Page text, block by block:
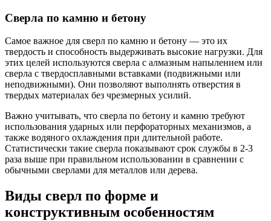
Сверла по камню и бетону
Самое важное для сверл по камню и бетону — это их
твердость и способность выдерживать высокие нагрузки. Для
этих целей используются сверла с алмазным напылением или
сверла с твердосплавными вставками (подвижными или
неподвижными). Они позволяют выполнять отверстия в
твердых материалах без чрезмерных усилий.
Важно учитывать, что сверла по бетону и камню требуют
использования ударных или перфораторных механизмов, а
также водяного охлаждения при длительной работе.
Статистически такие сверла показывают срок службы в 2-3
раза выше при правильном использовании в сравнении с
обычными сверлами для металлов или дерева.
Виды сверл по форме и
конструктивным особенностям